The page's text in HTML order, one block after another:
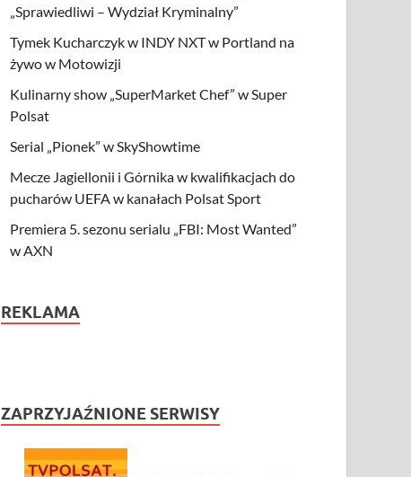
„Sprawiedliwi – Wydział Kryminalny”
Tymek Kucharczyk w INDY NXT w Portland na
żywo w Motowizji
Kulinarny show „SuperMarket Chef” w Super
Polsat
Serial „Pionek” w SkyShowtime
Mecze Jagiellonii i Górnika w kwalifikacjach do
pucharów UEFA w kanałach Polsat Sport
Premiera 5. sezonu serialu „FBI: Most Wanted”
w AXN
REKLAMA
ZAPRZYJAŹNIONE SERWISY